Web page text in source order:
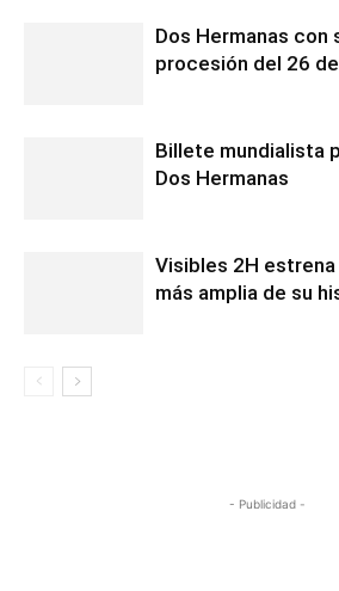
Dos Hermanas con
procesión del 26
Billete mundialista
Dos Hermanas
Visibles 2H
más amplia de su
- Publicidad -